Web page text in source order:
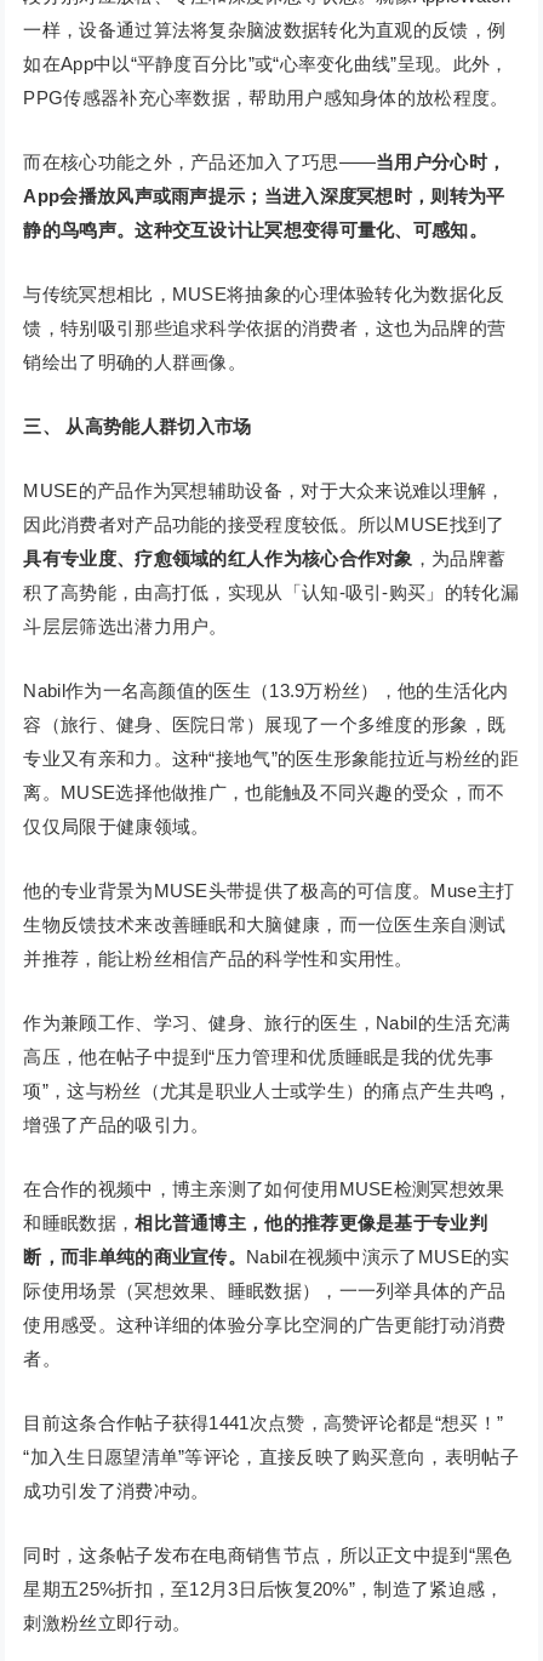
一样，设备通过算法将复杂脑波数据转化为直观的反馈，例
如在App中以“平静度百分比”或“心率变化曲线”呈现。此外，
PPG传感器补充心率数据，帮助用户感知身体的放松程度。
而在核心功能之外，产品还加入了巧思——当用户分心时，
App会播放风声或雨声提示；当进入深度冥想时，则转为平
静的鸟鸣声。这种交互设计让冥想变得可量化、可感知。
与传统冥想相比，MUSE将抽象的心理体验转化为数据化反
馈，特别吸引那些追求科学依据的消费者，这也为品牌的营
销绘出了明确的人群画像。
三、 从高势能人群切入市场
MUSE的产品作为冥想辅助设备，对于大众来说难以理解，
因此消费者对产品功能的接受程度较低。所以MUSE找到了
具有专业度、疗愈领域的红人作为核心合作对象 ，为品牌蓄
积了高势能，由高打低，实现从「认知-吸引-购买」的转化漏
斗层层筛选出潜力用户。
Nabil作为一名高颜值的医生（13.9万粉丝），他的生活化内
容（旅行、健身、医院日常）展现了一个多维度的形象，既
专业又有亲和力。这种“接地气”的医生形象能拉近与粉丝的距
离。MUSE选择他做推广，也能触及不同兴趣的受众，而不
仅仅局限于健康领域。
他的专业背景为MUSE头带提供了极高的可信度。Muse主打
生物反馈技术来改善睡眠和大脑健康，而一位医生亲自测试
并推荐，能让粉丝相信产品的科学性和实用性。
作为兼顾工作、学习、健身、旅行的医生，Nabil的生活充满
高压，他在帖子中提到“压力管理和优质睡眠是我的优先事
项”，这与粉丝（尤其是职业人士或学生）的痛点产生共鸣，
增强了产品的吸引力。
在合作的视频中，博主亲测了如何使用MUSE检测冥想效果
和睡眠数据，相比普通博主，他的推荐更像是基于专业判
断，而非单纯的商业宣传。 Nabil在视频中演示了MUSE的实
际使用场景（冥想效果、睡眠数据），一一列举具体的产品
使用感受。这种详细的体验分享比空洞的广告更能打动消费
者。
目前这条合作帖子获得1441次点赞，高赞评论都是“想买！”
“加入生日愿望清单”等评论，直接反映了购买意向，表明帖子
成功引发了消费冲动。
同时，这条帖子发布在电商销售节点，所以正文中提到“黑色
星期五25%折扣，至12月3日后恢复20%”，制造了紧迫感，
刺激粉丝立即行动。